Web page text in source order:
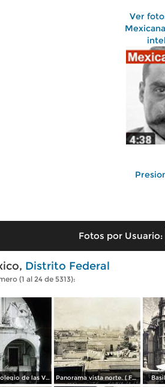
Ver
Fotos por Usuario:
Distrito Federal
(1 al 24 de 5313):
Patio del colegio de las Vizcainas por el fotografo Hugo Brehme. Panorama vista norte. ( Fechada el 20 de Junio de 1905 ).